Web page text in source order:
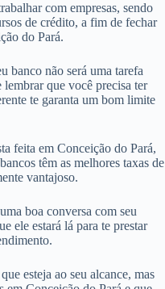
com empresas, sendo
de crédito, a fim de fechar
do Pará.
banco não será uma tarefa
que você precisa ter
te garanta um bom limite
feita em Conceição do Pará,
têm as melhores taxas de
vantajoso.
boa conversa com seu
ele estará lá para te prestar
esteja ao seu alcance, mas